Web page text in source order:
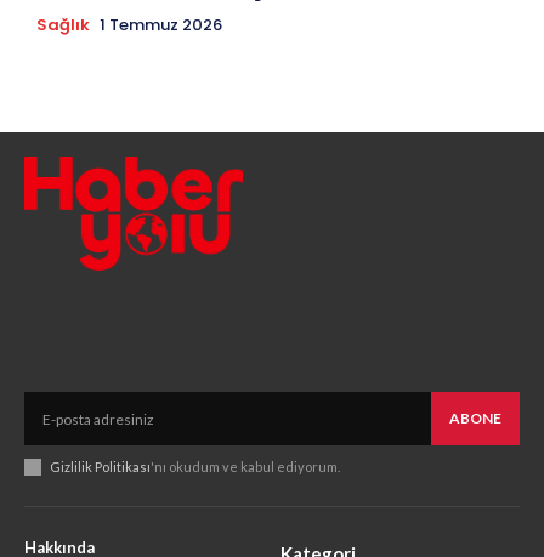
Sağlık 1 Temmuz 2026
ABONE
Gizlilik Politikası'nı okudum ve kabul ediyorum.
Hakkında